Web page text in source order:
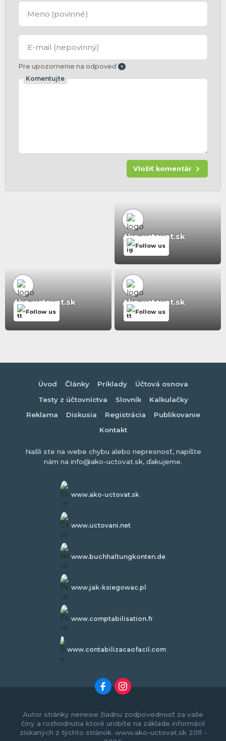
Meno (povinné)
E-mail (nepovinný)
Pre upozornenie na odpoveď
Komentujte
Vložiť komentár
Ako-uctovat.sk
Follow us
Ako-uctovat.sk
Follow us
Ako-uctovat.sk
Follow us
Úvod Články Príklady
Účtová osnova
Testy z účtovníctva
Slovník
Kalkulačky
Reklama
Diskusia Registrácia
Publikovanie
Kontakt
Našli ste na webe chybu alebo nepresnosť, napíšte
nám na info@ako-uctovat.sk, ďakujeme.
www.ako-uctovat.sk
www.uctovani.net
www.buchhaltungkonten.de
www.jak-ksiegowac.pl
www.comptabilisation.fr
www.contabilizacaofacil.com
Autor stránky nenesie žiadnu zodpovednosť za vaše
činy a rozhodnutia ktoré urobíte na základe informácií
získaných z týchto stránok. www.ako-uctovat.sk 2011 -